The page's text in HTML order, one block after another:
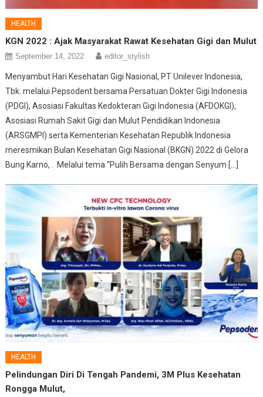
HEALTH
KGN 2022 : Ajak Masyarakat Rawat Kesehatan Gigi dan Mulut
September 14, 2022 editor_stylish
Menyambut Hari Kesehatan Gigi Nasional, PT Unilever Indonesia,
Tbk. melalui Pepsodent bersama Persatuan Dokter Gigi Indonesia
(PDGI), Asosiasi Fakultas Kedokteran Gigi Indonesia (AFDOKGI),
Asosiasi Rumah Sakit Gigi dan Mulut Pendidikan Indonesia
(ARSGMPI) serta Kementerian Kesehatan Republik Indonesia
meresmikan Bulan Kesehatan Gigi Nasional (BKGN) 2022 di Gelora
Bung Karno, . Melalui tema “Pulih Bersama dengan Senyum […]
HEALTH
Pelindungan Diri Di Tengah Pandemi, 3M Plus Kesehatan
Rongga Mulut,